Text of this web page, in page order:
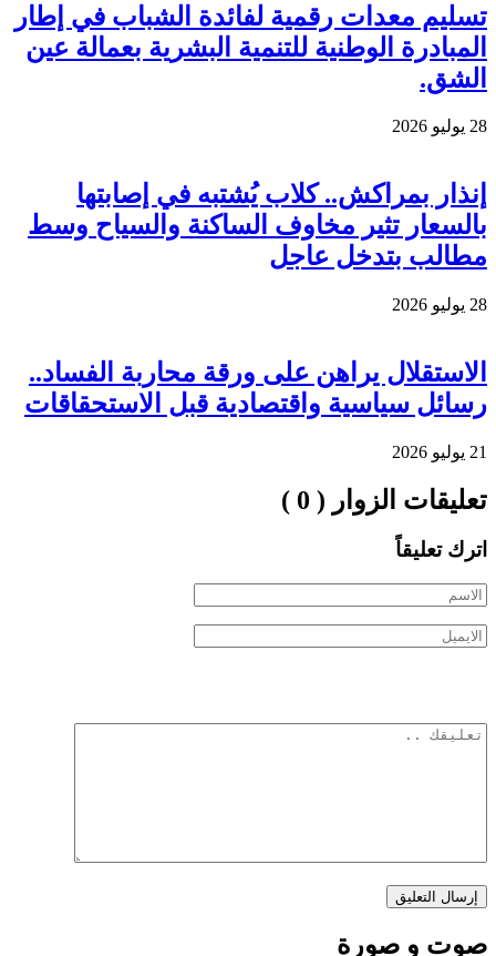
تسليم معدات رقمية لفائدة الشباب في إطار
المبادرة الوطنية للتنمية البشرية بعمالة عين
الشق.
28 يوليو 2026
إنذار بمراكش.. كلاب يُشتبه في إصابتها
بالسعار تثير مخاوف الساكنة والسياح وسط
مطالب بتدخل عاجل
28 يوليو 2026
الاستقلال يراهن على ورقة محاربة الفساد..
رسائل سياسية واقتصادية قبل الاستحقاقات
21 يوليو 2026
تعليقات الزوار ( 0 )
اترك تعليقاً
صوت و صورة